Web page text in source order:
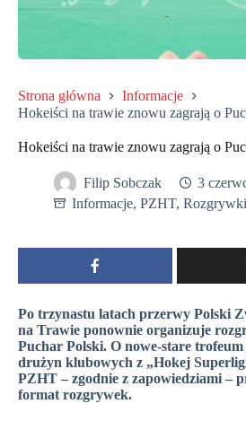
Strona główna
Informacje
Hokeiści na trawie znowu zagrają o
Hokeiści na trawie znowu zagrają o
Filip Sobczak
3
Informacje, PZHT,
Po trzynastu latach przerwy Polski
na Trawie ponownie organizuje
Puchar Polski. O nowe-stare
drużyn klubowych z „Hokej
PZHT – zgodnie z zapowiedziami –
format rozgrywek.